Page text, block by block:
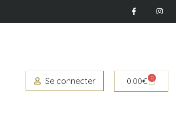
Se connecter 0.00€ 0